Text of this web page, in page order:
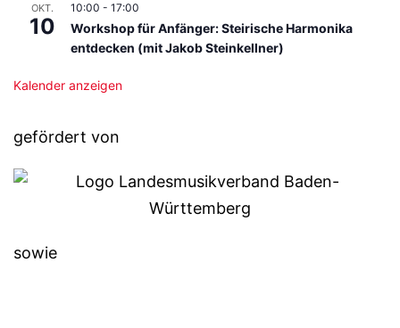
OKT.
10
10:00 - 17:00
Workshop für Anfänger: Steirische Harmonika
entdecken (mit Jakob Steinkellner)
Kalender anzeigen
gefördert von
sowie